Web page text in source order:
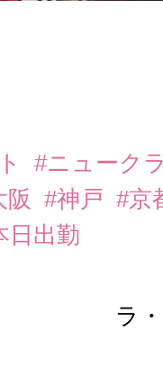
#ニューク
阪 #神戸 #京
日出勤
ラ